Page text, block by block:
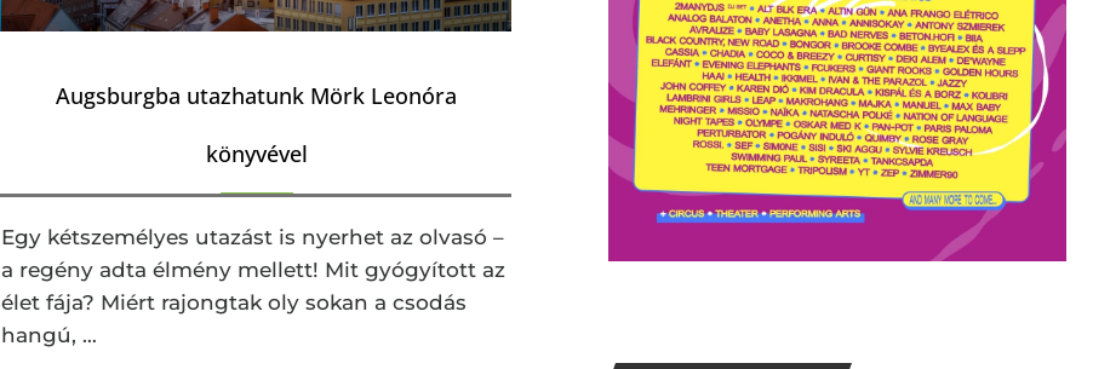
Augsburgba utazhatunk Mörk Leonóra
könyvével
Egy kétszemélyes utazást is nyerhet az olvasó –
a regény adta élmény mellett! Mit gyógyított az
élet fája? Miért rajongtak oly sokan a csodás
hangú, …